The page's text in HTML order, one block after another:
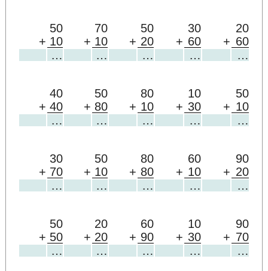
50 70 50 30
20
+ 10 + 10 + 20 + 60 + 60
…
… … … …
40 50 80 10
50
+ 40 + 80 + 10 + 30 + 10
…
… … … …
30 50 80 60
90
+ 70 + 10 + 80 + 10 + 20
…
… … … …
50 20 60 10
90
+ 50 + 20 + 90 + 30 + 70
…
… … … …